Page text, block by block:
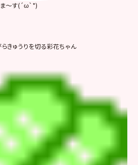
ま～す(´ω`*)
らきゅうりを切る彩花ちゃん